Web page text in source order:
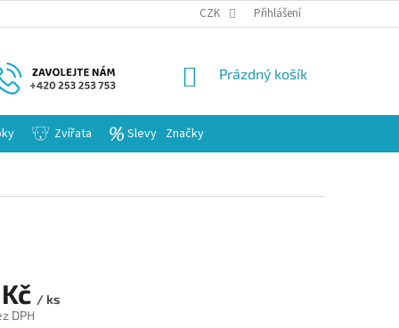
CZK Přihlášení
NÁKUPNÍ
Prázdný košík
Zvířata Slevy Značky
/ ks
DPH